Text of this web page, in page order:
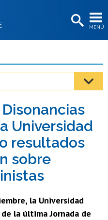
MENÚ
os
os
os
Universidad
resultados
sobre
la Universidad
la última Jornada de